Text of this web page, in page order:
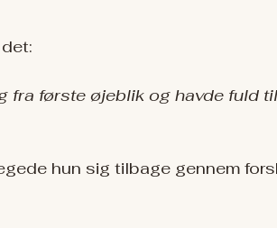
fra første øjeblik og havde fuld
hun sig tilbage gennem